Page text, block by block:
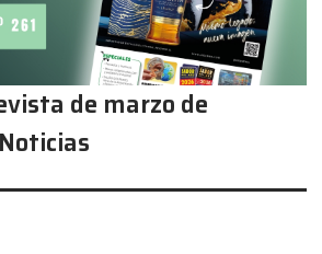
de marzo de